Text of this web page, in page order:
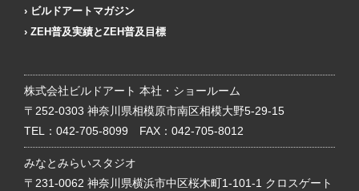
ビルドアートマガジン
ZEH普及実績とZEH普及目標
株式会社ビルドアート 本社・ショールーム
〒252-0303 神奈川県相模原市南区相模大野5-29-15
TEL： 042-705-8099 FAX：042-705-8012
みなとみらいスタジオ
〒231-0062 神奈川県横浜市中区桜木町1-101-1 クロスゲート